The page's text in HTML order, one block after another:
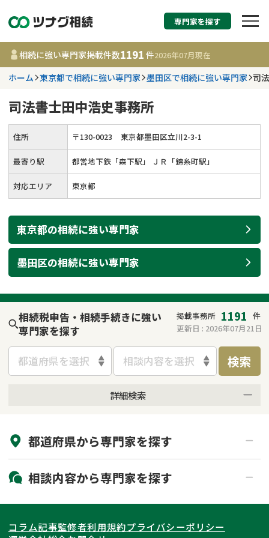
相続税申告・相続手
す
事務所 1191
遺言書作成・遺言執行
相続登記
遺留分侵害額請求
贈与税
相続人調査
不動産評価(相続不動
産)
費用相場
コラム
相続手続き
不動産の相続
相続登記
調査・アンケート
専門家を探す
相続に強い専門家掲載件数1191 件2026年07月現在
ホーム 東京都で相続に強い専門家 墨田区で相続に強い専門家 司
司法書士田中浩史事務所
住所 〒130-0023 東京都墨田区立川2-3-1
最寄り駅 都営地下鉄「森下駅」 ＪＲ「錦糸町駅」
対応エリア 東京都
東京都の相続に強い専門家
墨田区の相続に強い専門家
相続税申告・相続手続きに強い
専門家を探す
掲載事務所 1191 件
更新日 : 2026年07月21日
都道府県を選択 相談内容を選択 検索
詳細検索
初回相談無料
土日祝の相談可能
都道府県から専門家を探す
北海道・東北
北海道 青森県
関東
相談内容から専門家を探す
相続登記
遺産分割
コラム記事監修者利用規約プライバシーポリシー